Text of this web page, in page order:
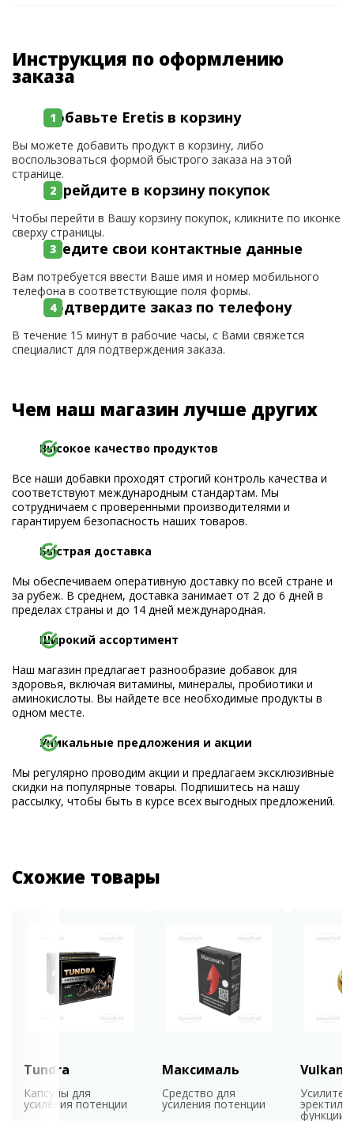
Инструкция по оформлению
заказа
Добавьте Eretis в корзину
Вы можете добавить продукт в корзину, либо
воспользоваться формой быстрого заказа на этой
странице.
Перейдите в корзину покупок
Чтобы перейти в Вашу корзину покупок, кликните по иконке
сверху страницы.
Введите свои контактные данные
Вам потребуется ввести Ваше имя и номер мобильного
телефона в соответствующие поля формы.
Подтвердите заказ по телефону
В течение 15 минут в рабочие часы, с Вами свяжется
специалист для подтверждения заказа.
Чем наш магазин лучше других
Высокое качество продуктов
Все наши добавки проходят строгий контроль качества и
соответствуют международным стандартам. Мы
сотрудничаем с проверенными производителями и
гарантируем безопасность наших товаров.
Быстрая доставка
Мы обеспечиваем оперативную доставку по всей стране и
за рубеж. В среднем, доставка занимает от 2 до 6 дней в
пределах страны и до 14 дней международная.
Широкий ассортимент
Наш магазин предлагает разнообразие добавок для
здоровья, включая витамины, минералы, пробиотики и
аминокислоты. Вы найдете все необходимые продукты в
одном месте.
Уникальные предложения и акции
Мы регулярно проводим акции и предлагаем эксклюзивные
скидки на популярные товары. Подпишитесь на нашу
рассылку, чтобы быть в курсе всех выгодных предложений.
Схожие товары
Tundra
Капсулы для
усиления потенции
Максималь
Средство для
усиления потенции
Vulkan
функции